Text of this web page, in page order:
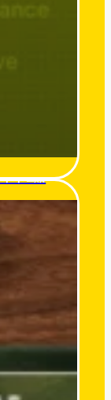
降臨